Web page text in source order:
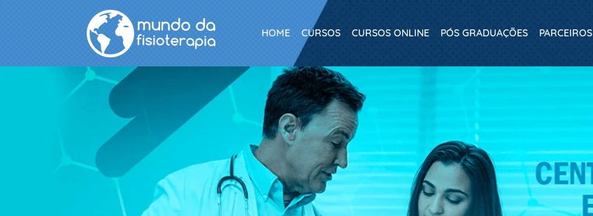
HOME CURSOS CURSOS ONLINE PÓS GRADUAÇÕES PARCEIROS